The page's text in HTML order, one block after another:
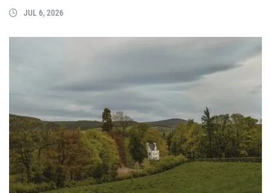
JUL 6, 2026